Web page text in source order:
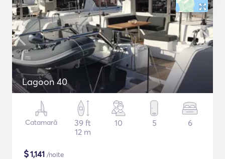
Lagoon 40
Catamarã
39 ft
12 m
10 5 6
$1,141 /noite